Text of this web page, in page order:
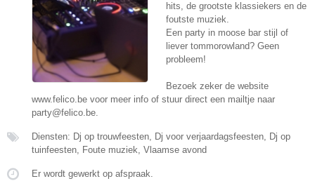
hits, de grootste klassiekers en de
foutste muziek.
Een party in moose bar stijl of
liever tommorowland? Geen
probleem!
Bezoek zeker de website
www.felico.be voor meer info of stuur direct een mailtje naar
party@felico.be.
Diensten: Dj op trouwfeesten, Dj voor verjaardagsfeesten, Dj op
tuinfeesten, Foute muziek, Vlaamse avond
Er wordt gewerkt op afspraak.